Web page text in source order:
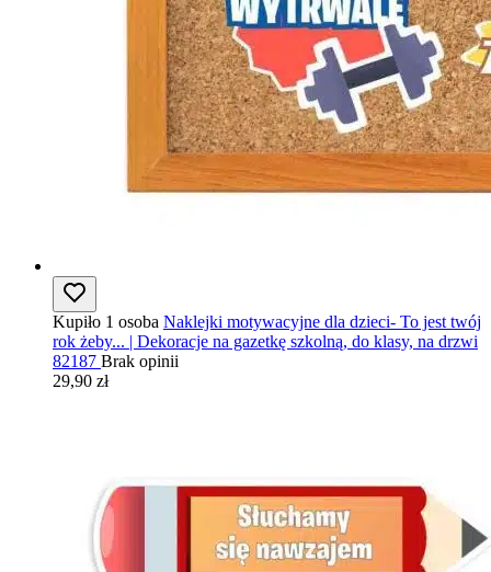
Kupiło 1 osoba Naklejki motywacyjne dla dzieci- To jest twój
rok żeby... | Dekoracje na gazetkę szkolną, do klasy, na drzwi
82187 Brak opinii
29,90 zł